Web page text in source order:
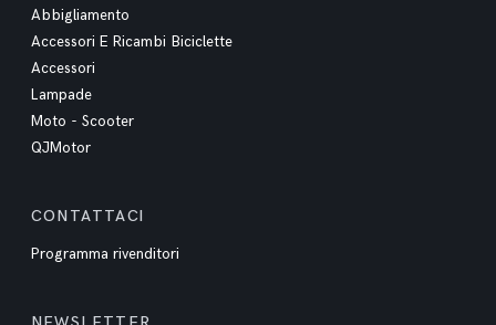
Abbigliamento
Accessori E Ricambi Biciclette
Accessori
Lampade
Moto - Scooter
QJMotor
CONTATTACI
Programma rivenditori